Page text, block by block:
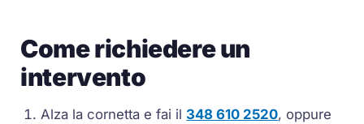
Come richiedere un
intervento
Alza la cornetta e fai il 348 610 2520, oppure